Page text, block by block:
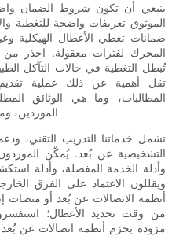
ينبغي أن تكون شروط الضمان
الموثوق تعريفات واضحة للتغطية
ضمانات تغطي الأعطال الهيكلية
المحرك لفترات معقولة. احذر من
تُبطل التغطية في حالات التآكل
تقل أهمية عن ذلك عملية
المطالبات، وما هي الوثائق
الموردين،
تشمل خدماتنا التدريب التقني،
التشخيصية عن بُعد. يُمكّن
وأدلة الخدمة المفصلة، ​​وأدلة
ويقللون الاعتماد على الفرق
أنظمة الاتصالات عن بُعد أو منصات
من وقت تحديد الأعطال؛
مزودة بحزم أنظمة اتصالات عن بُعد